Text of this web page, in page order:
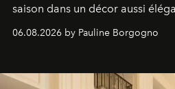
saison dans un décor aussi
06.08.2026 by Pauline Borgogno